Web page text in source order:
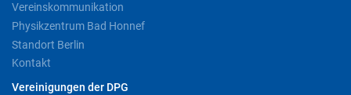
Vereinskommunikation
Physikzentrum Bad Honnef
Standort Berlin
Kontakt
Vereinigungen der DPG